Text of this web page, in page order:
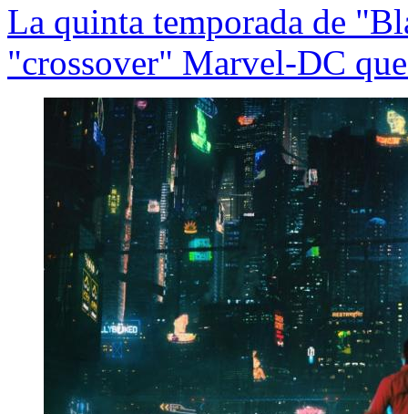
La quinta temporada de
"crossover" Marvel-DC